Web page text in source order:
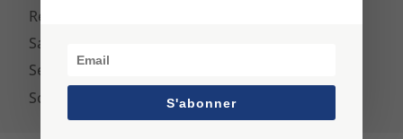
Ressources Humains
Satisfaction client
Sexisme
Souffrance au travailS'abonner